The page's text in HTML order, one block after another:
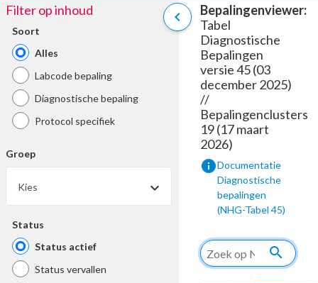
chevron_left
Filter op inhoud
Soort
Alles
Labcode bepaling
Diagnostische bepaling
Protocol specifiek
Groep
Kies
Status
Status actief
Status vervallen
Bepalingenviewer:
Tabel
Diagnostische
Bepalingen
versie 45 (03
december 2025)
//
Bepalingenclusters
19 (17 maart
2026)
infoDocumentatie
Diagnostische
bepalingen
(NHG-Tabel 45)
search